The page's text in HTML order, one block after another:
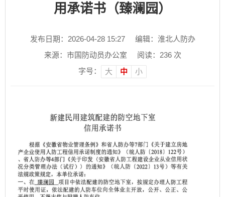
用承诺书（臻澜园）
发布日期：2026-04-28 15:27
编辑：淮北人防办
来源：市国防动员办公室
阅读： 236次
字号：
大 中 小